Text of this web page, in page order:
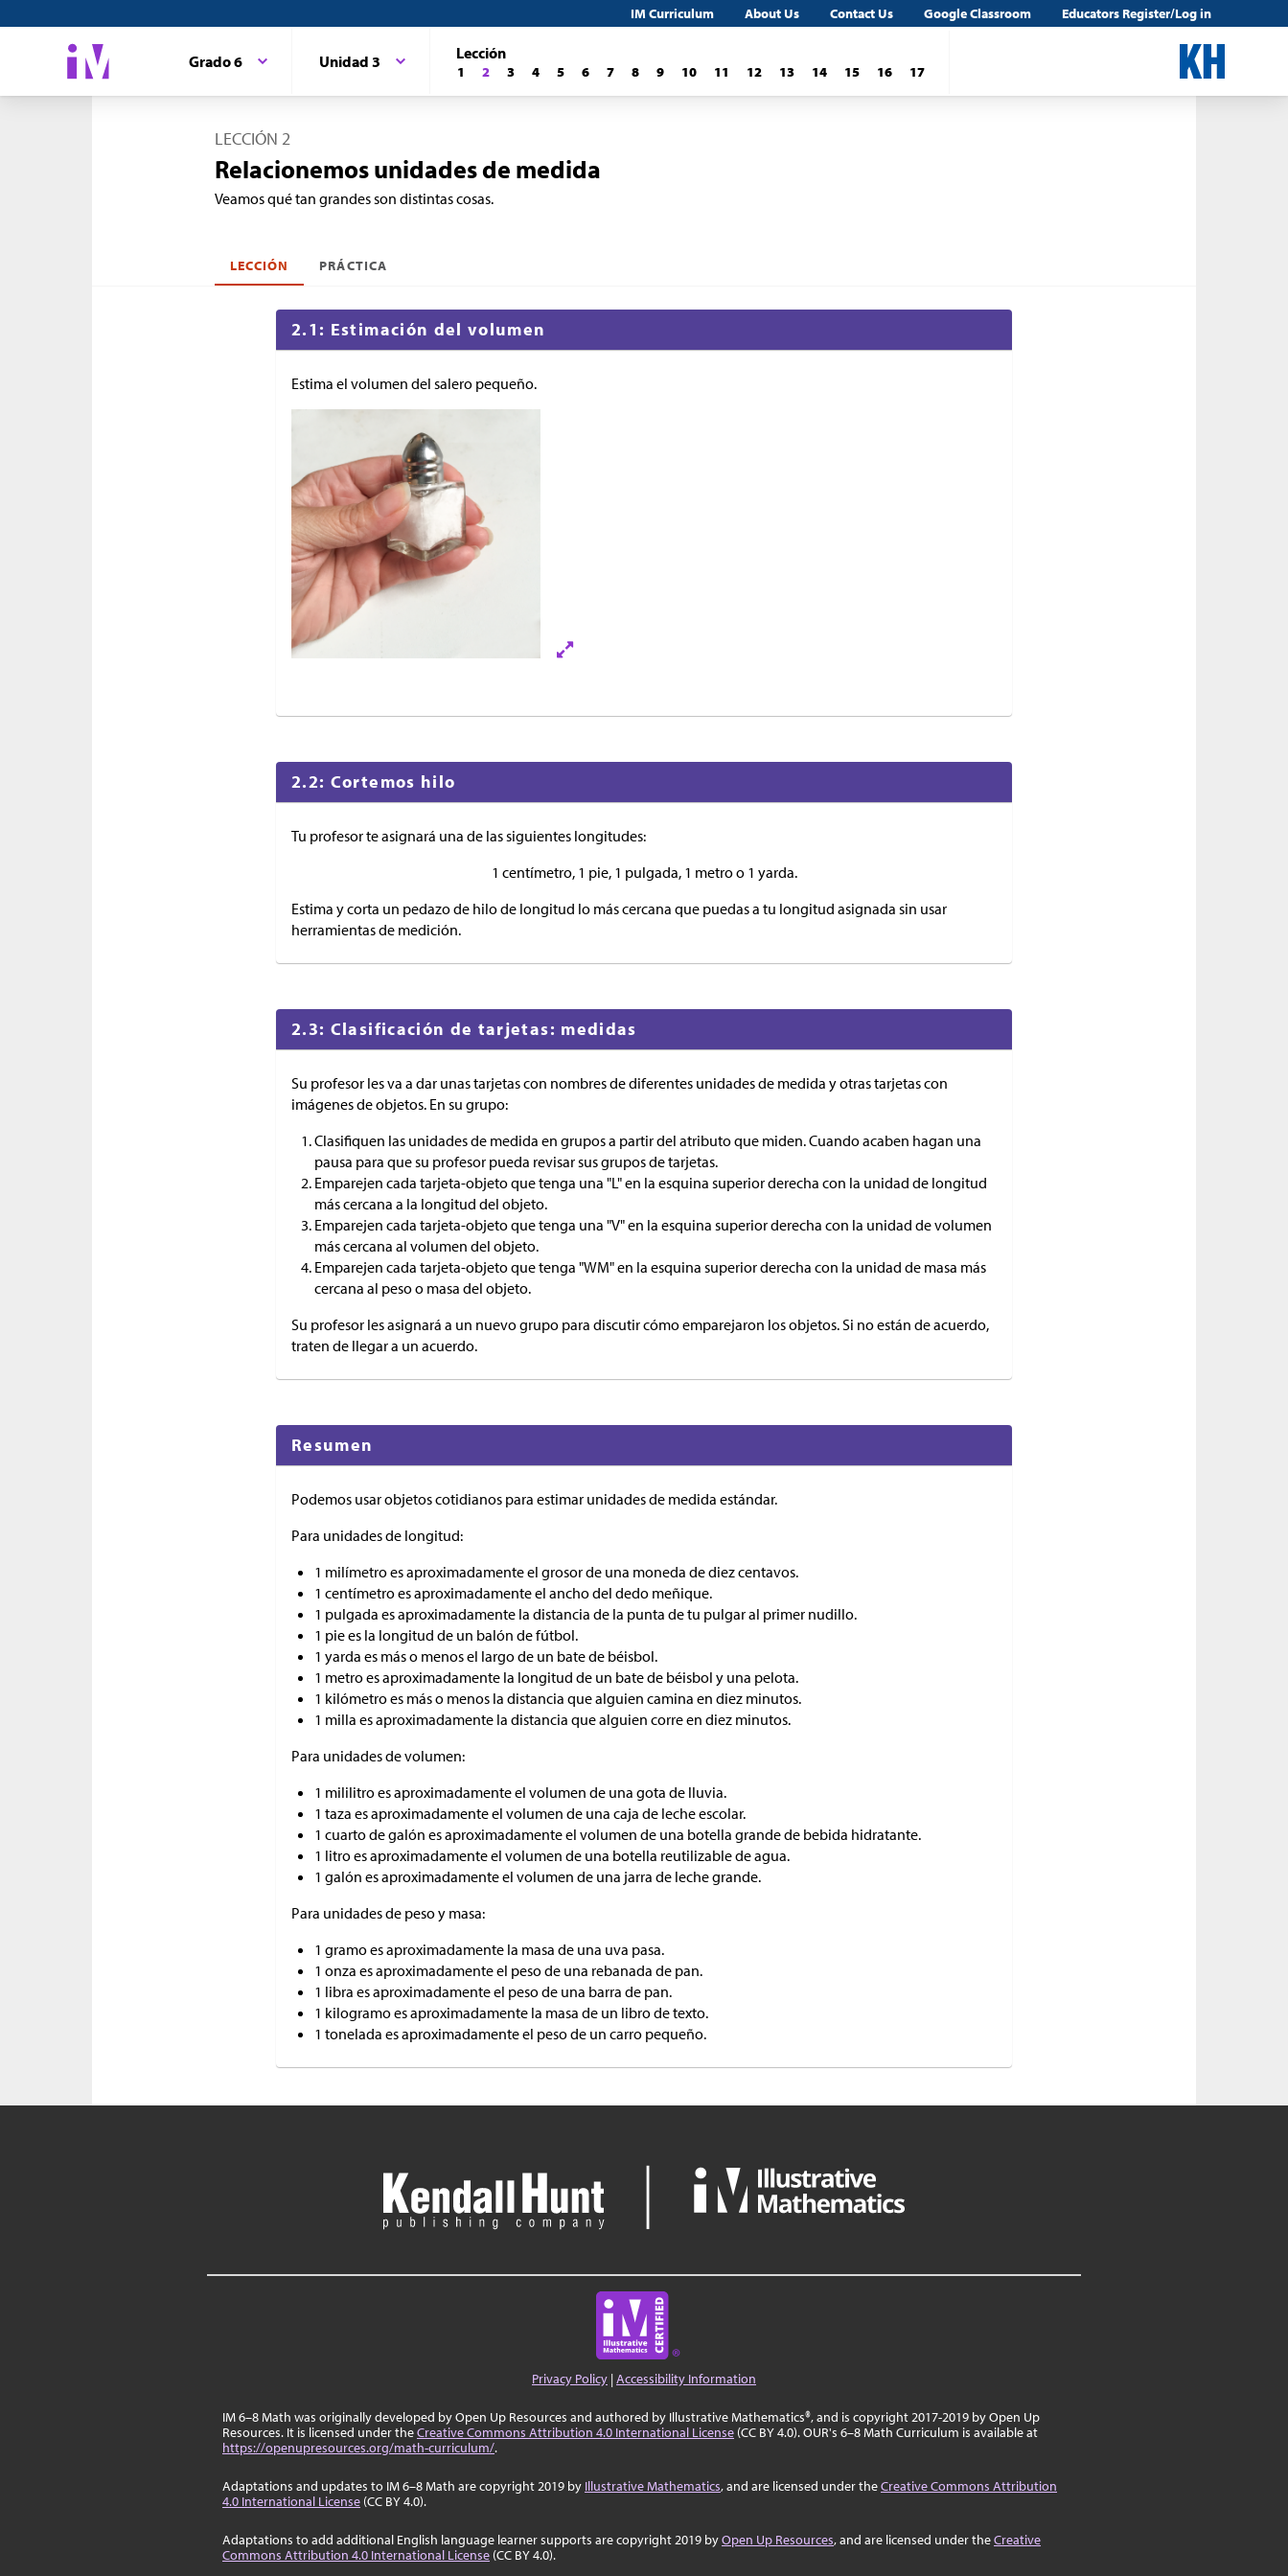
IM Curriculum About Us Contact Us Google Classroom Educators Register/Log in
Grado 6 Unidad 3 Lección
1 2 3 4 5 6 7 8 9 10 11 12 13 14 15 16 17
LECCIÓN 2
Relacionemos unidades de medida
Veamos qué tan grandes son distintas cosas.
LECCIÓN PRÁCTICA
2.1: Estimación del volumen
Estima el volumen del salero pequeño.
2.2: Cortemos hilo
Tu profesor te asignará una de las siguientes longitudes:
1 centímetro, 1 pie, 1 pulgada, 1 metro o 1 yarda.
Estima y corta un pedazo de hilo de longitud lo más cercana que puedas a tu longitud asignada sin usar
herramientas de medición.
2.3: Clasificación de tarjetas: medidas
Su profesor les va a dar unas tarjetas con nombres de diferentes unidades de medida y otras tarjetas con
imágenes de objetos. En su grupo:
Clasifiquen las unidades de medida en grupos a partir del atributo que miden. Cuando acaben hagan una
pausa para que su profesor pueda revisar sus grupos de tarjetas.
Emparejen cada tarjeta-objeto que tenga una "L" en la esquina superior derecha con la unidad de longitud
más cercana a la longitud del objeto.
Emparejen cada tarjeta-objeto que tenga una "V" en la esquina superior derecha con la unidad de volumen
más cercana al volumen del objeto.
Emparejen cada tarjeta-objeto que tenga "WM" en la esquina superior derecha con la unidad de masa más
cercana al peso o masa del objeto.
Su profesor les asignará a un nuevo grupo para discutir cómo emparejaron los objetos. Si no están de acuerdo,
traten de llegar a un acuerdo.
Resumen
Podemos usar objetos cotidianos para estimar unidades de medida estándar.
Para unidades de longitud:
1 milímetro es aproximadamente el grosor de una moneda de diez centavos.
1 centímetro es aproximadamente el ancho del dedo meñique.
1 pulgada es aproximadamente la distancia de la punta de tu pulgar al primer nudillo.
1 pie es la longitud de un balón de fútbol.
1 yarda es más o menos el largo de un bate de béisbol.
1 metro es aproximadamente la longitud de un bate de béisbol y una pelota.
1 kilómetro es más o menos la distancia que alguien camina en diez minutos.
1 milla es aproximadamente la distancia que alguien corre en diez minutos.
Para unidades de volumen:
1 mililitro es aproximadamente el volumen de una gota de lluvia.
1 taza es aproximadamente el volumen de una caja de leche escolar.
1 cuarto de galón es aproximadamente el volumen de una botella grande de bebida hidratante.
1 litro es aproximadamente el volumen de una botella reutilizable de agua.
1 galón es aproximadamente el volumen de una jarra de leche grande.
Para unidades de peso y masa:
1 gramo es aproximadamente la masa de una uva pasa.
1 onza es aproximadamente el peso de una rebanada de pan.
1 libra es aproximadamente el peso de una barra de pan.
1 kilogramo es aproximadamente la masa de un libro de texto.
1 tonelada es aproximadamente el peso de un carro pequeño.
Privacy Policy |Accessibility Information
IM 6–8 Math was originally developed by Open Up Resources and authored by Illustrative Mathematics®, and is copyright 2017-2019 by Open Up
Resources. It is licensed under theCreative Commons Attribution 4.0 International License (CC BY 4.0). OUR's 6–8 Math Curriculum is available at
https://openupresources.org/math-curriculum/.
Adaptations and updates to IM 6–8 Math are copyright 2019 by Illustrative Mathematics, and are licensed under theCreative Commons Attribution
4.0 International License (CC BY 4.0).
Adaptations to add additional English language learner supports are copyright 2019 byOpen Up Resources, and are licensed under theCreative
Commons Attribution 4.0 International License (CC BY 4.0).